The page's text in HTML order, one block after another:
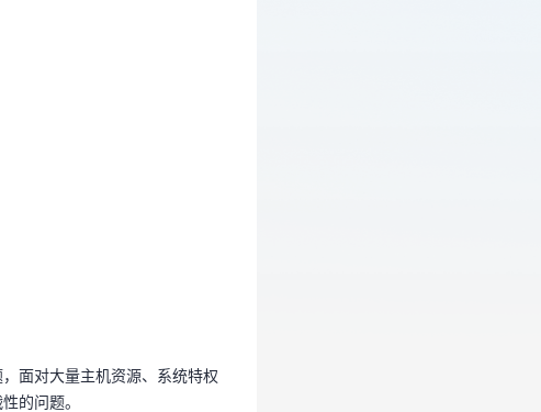
的问题。
面对大量主机资源、系统特权
的问题。